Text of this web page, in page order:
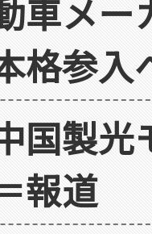
車メ
格参入
国製光
報道